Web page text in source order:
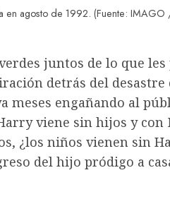
en agosto de 1992. (Fuente:
juntos de lo que
detrás del desastre
meses engañando al
viene sin hijos y con
¿los niños vienen sin
del hijo pródigo a